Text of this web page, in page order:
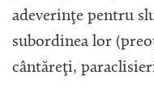
adeverinţe pentru
subordinea lor
cântăreţi,